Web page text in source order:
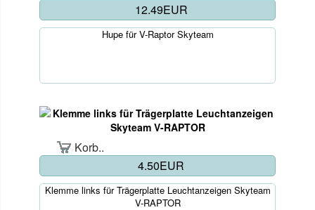
12.49EUR
Hupe für V-Raptor Skyteam
Korb..
4.50EUR
Klemme links für Trägerplatte Leuchtanzeigen Skyteam
V-RAPTOR